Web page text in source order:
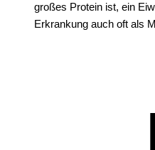
großes Protein ist, ein
Erkrankung auch oft als